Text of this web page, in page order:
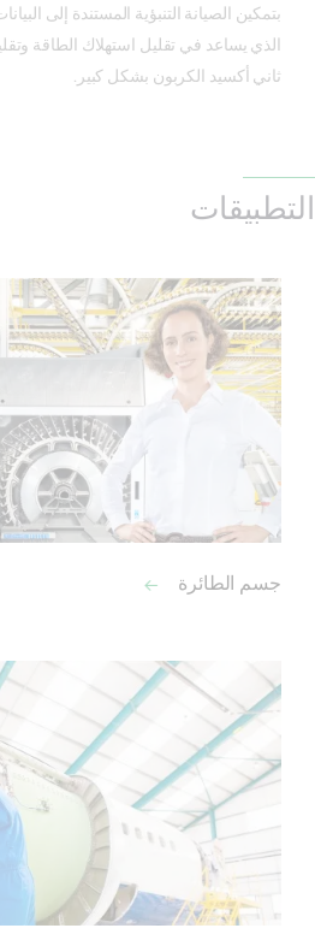
بتمكين الصيانة التنبؤية المستندة إلى
الذي يساعد في تقليل استهلاك الطاقة
ثاني أكسيد الكربون بشكل كبير.
التطبيقات
جسم الطائرة